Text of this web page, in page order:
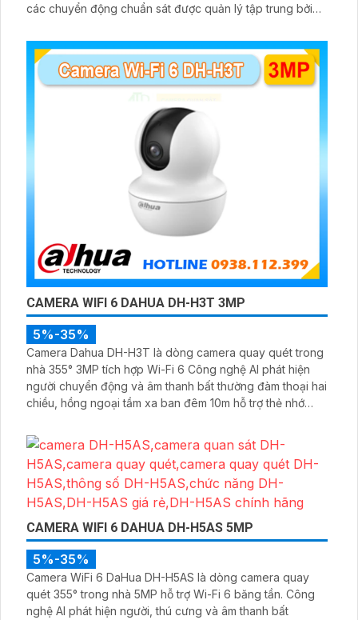
các chuyển động chuẩn sát được quản lý tập trung bởi
CAMERA WIFI 6 DAHUA DH-H3T 3MP
5%-35%
Camera Dahua DH-H3T là dòng camera quay quét trong
nhà 355° 3MP tích hợp Wi-Fi 6 Công nghệ AI phát hiện
người chuyển động và âm thanh bất thường đàm thoại hai
chiều, hồng ngoại tầm xa ban đêm 10m hỗ trợ thẻ nhớ
DMSS
CAMERA WIFI 6 DAHUA DH-H5AS 5MP
5%-35%
Camera WiFi 6 DaHua DH-H5AS là dòng camera quay
quét 355° trong nhà 5MP hỗ trợ Wi-Fi 6 băng tần. Công
nghệ AI phát hiện người, thú cưng và âm thanh bất